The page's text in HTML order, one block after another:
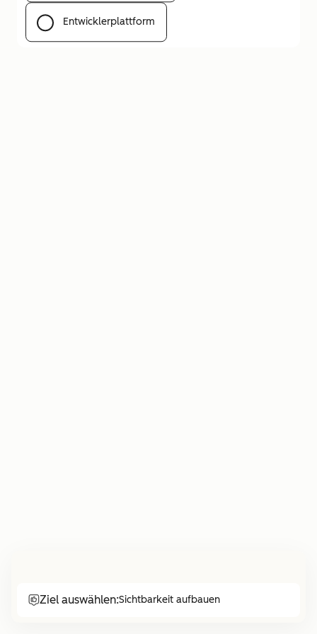
Menü öffnen
Ziel auswählen:Sichtbarkeit aufbauen
Entwicklerplattform